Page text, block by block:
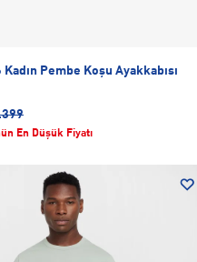
Kadın Pembe Koşu Ayakkabısı
En Düşük Fiyatı